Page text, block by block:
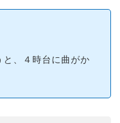
と、４時台に曲がか